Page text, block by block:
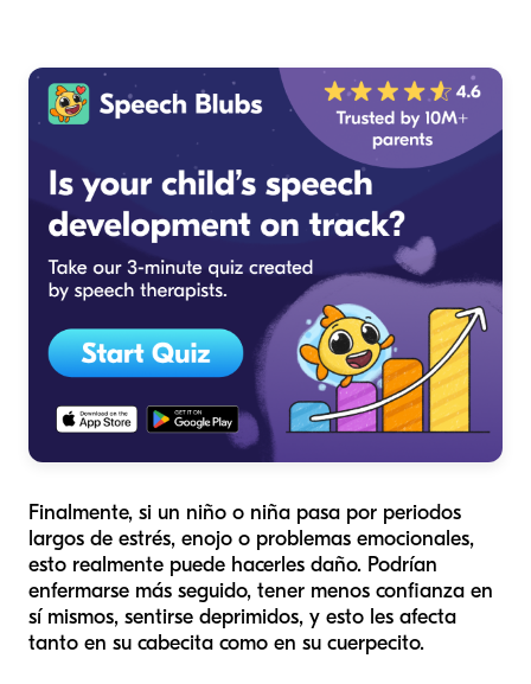
Finalmente, si un niño o niña pasa por periodos
largos de estrés, enojo o problemas emocionales,
esto realmente puede hacerles daño. Podrían
enfermarse más seguido, tener menos confianza en
sí mismos, sentirse deprimidos, y esto les afecta
tanto en su cabecita como en su cuerpecito.